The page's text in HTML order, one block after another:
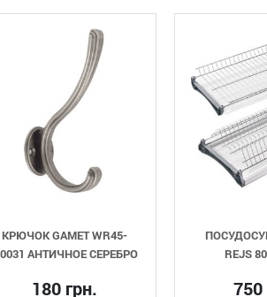
ПОСУДОСУШКА БЕЛАЯ
REJS 800 ХРОМ
750 грн.